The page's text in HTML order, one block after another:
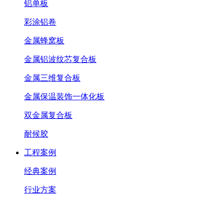
铝单板
彩涂铝卷
金属蜂窝板
金属铝波纹芯复合板
金属三维复合板
金属保温装饰一体化板
双金属复合板
耐候胶
工程案例
经典案例
行业方案